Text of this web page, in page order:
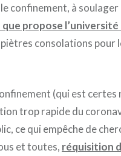
confinement, à
que propose
consolations pour
(qui est certes
trop rapide du
ce qui empêche de
et toutes, réquisition